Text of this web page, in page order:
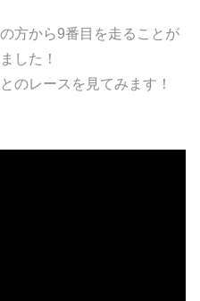
方から9番目を走ることが
した！
のレースを見てみます！